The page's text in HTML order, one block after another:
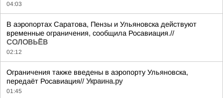
04:03
В аэропортах Саратова, Пензы и Ульяновска действуют
временные ограничения, сообщила Росавиация.//
СОЛОВЬЁВ
02:12
Ограничения также введены в аэропорту Ульяновска,
передаёт Росавиация// Украина.ру
01:45